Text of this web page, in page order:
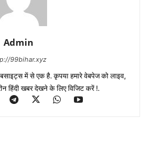
Admin
99bihar.xyz
में से एक है. कृपया हमारे वेबपेज को लाइव,
हिंदी खबर देखने के लिए विजिट करें !.